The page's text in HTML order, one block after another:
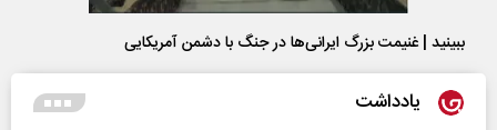
ببینید | غنیمت بزرگ ایرانی‌ها در جنگ با دشمن آمریکایی
یادداشت